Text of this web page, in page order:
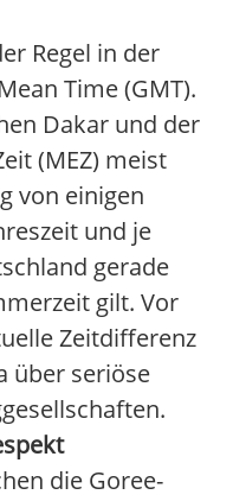
Regel in der
Time (GMT).
Dakar und der
(MEZ) meist
von einigen
und je
gerade
gilt. Vor
Zeitdifferenz
über seriöse
die Goree-